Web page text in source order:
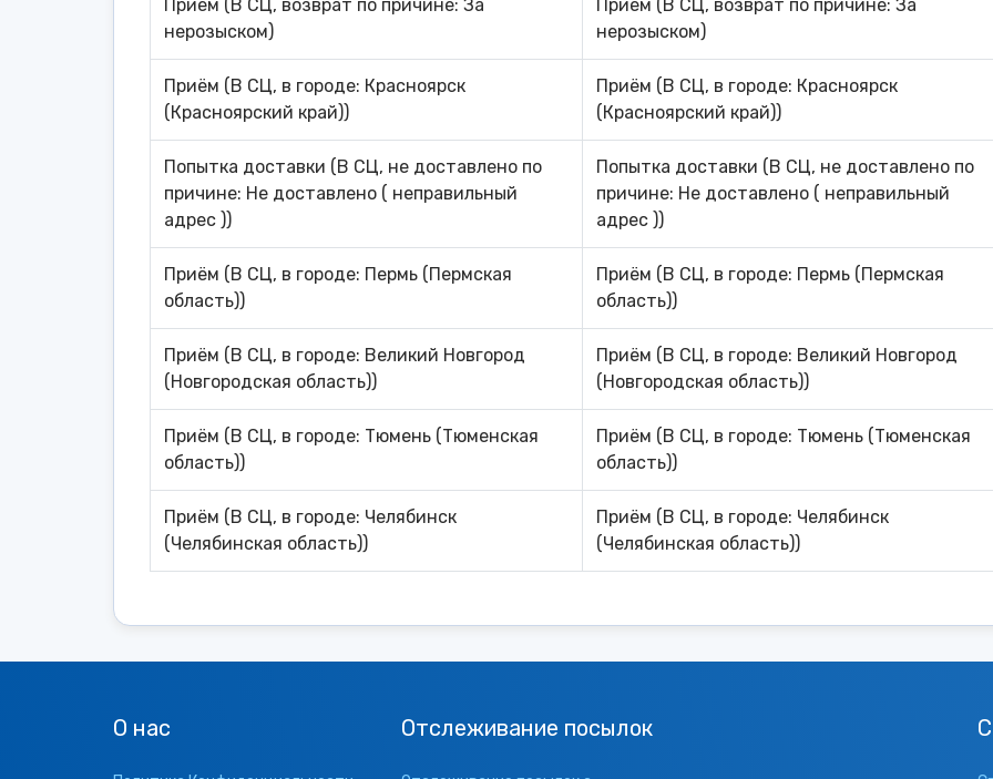
Приём (В СЦ, возврат по причине: За
нерозыском)
Приём (В СЦ, возврат по причине: За
нерозыском)
Приём (В СЦ, в городе: Красноярск
(Красноярский край))
Приём (В СЦ, в городе: Красноярск
(Красноярский край))
Попытка доставки (В СЦ, не доставлено по
причине: Не доставлено ( неправильный
адрес ))
Попытка доставки (В СЦ, не доставлено по
причине: Не доставлено ( неправильный
адрес ))
Приём (В СЦ, в городе: Пермь (Пермская
область))
Приём (В СЦ, в городе: Пермь (Пермская
область))
Приём (В СЦ, в городе: Великий Новгород
(Новгородская область))
Приём (В СЦ, в городе: Великий Новгород
(Новгородская область))
Приём (В СЦ, в городе: Тюмень (Тюменская
область))
Приём (В СЦ, в городе: Тюмень (Тюменская
область))
Приём (В СЦ, в городе: Челябинск
(Челябинская область))
Приём (В СЦ, в городе: Челябинск
(Челябинская область))
О нас Отслеживание посылок